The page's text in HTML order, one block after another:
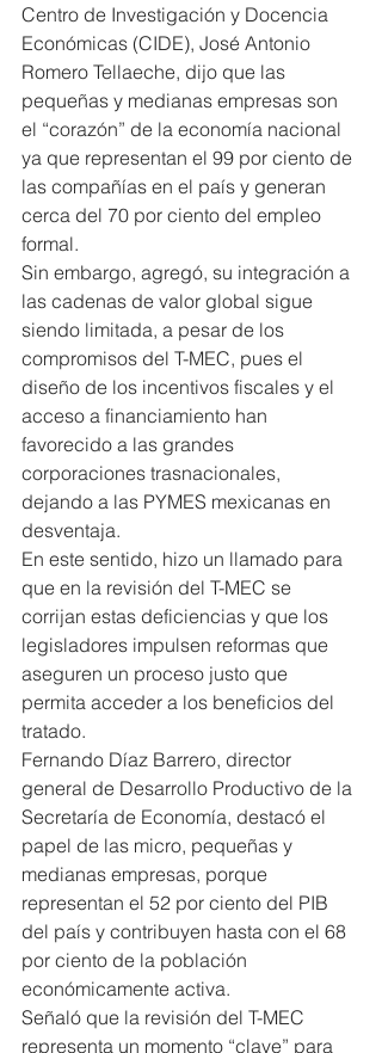
Centro de Investigación y Docencia
Económicas (CIDE), José Antonio
Romero Tellaeche, dijo que las
pequeñas y medianas empresas son
el “corazón” de la economía nacional
ya que representan el 99 por ciento de
las compañías en el país y generan
cerca del 70 por ciento del empleo
formal.
Sin embargo, agregó, su integración a
las cadenas de valor global sigue
siendo limitada, a pesar de los
compromisos del T-MEC, pues el
diseño de los incentivos fiscales y el
acceso a financiamiento han
favorecido a las grandes
corporaciones trasnacionales,
dejando a las PYMES mexicanas en
desventaja.
En este sentido, hizo un llamado para
que en la revisión del T-MEC se
corrijan estas deficiencias y que los
legisladores impulsen reformas que
aseguren un proceso justo que
permita acceder a los beneficios del
tratado.
Fernando Díaz Barrero, director
general de Desarrollo Productivo de la
Secretaría de Economía, destacó el
papel de las micro, pequeñas y
medianas empresas, porque
representan el 52 por ciento del PIB
del país y contribuyen hasta con el 68
por ciento de la población
económicamente activa.
Señaló que la revisión del T-MEC
representa un momento “clave” para